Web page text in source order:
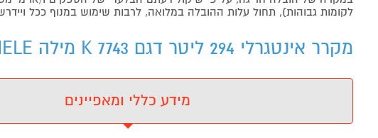
לקומות גבוהות), תחול עלות ההובלה במלואה, לרבות שימוש במנוף ככל
מקרר אינטגרלי 294 ליטר דגם K 7743 מילה MIELE - מידע נוסף
מידע כללי ומאפיינים